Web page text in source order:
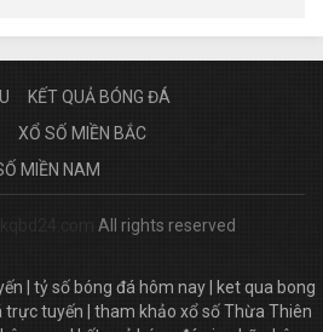
KẾT QUẢ BÓNG ĐÁ
XỔ SỐ MIỀN BẮC
MIỀN NAM
All rights reserved
tỷ số bóng đá hôm nay
ket qua bong
trực tuyến
tham khảo xổ số Thừa Thiên